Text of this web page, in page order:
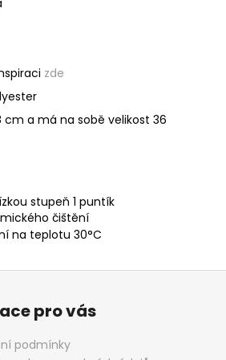
zde
cm a má na sobě velikost 36
stupeň 1 puntík
čištění
na teplotu 30°C
pro vás
podmínky